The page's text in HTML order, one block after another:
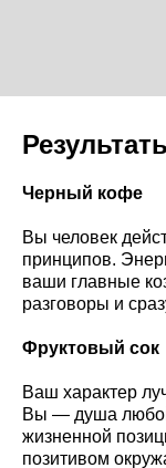
Черный кофе
Вы человек
принципов.
ваши главные
разговоры и
Фруктовый сок
Ваш характер
Вы — душа любой
жизненной
позитивом